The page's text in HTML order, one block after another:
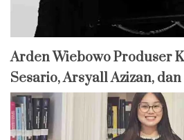
Arden Wiebowo Produser
Sesario, Arsyall Azizan,